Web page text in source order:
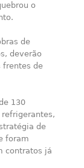
o
de
deverão
frentes de
130
de
foram
contratos já